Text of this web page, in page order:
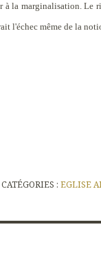
à la marginalisation. Le
l'échec même de la
CATÉGORIES : EGLISE